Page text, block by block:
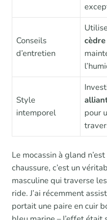
Conseils
d’entretien
cèdre
Style
intemporel
pour
Le mocassin à gland
chaussure, c’est un
masculine qui traverse
ride. J’ai récemment
portait une paire en cuir